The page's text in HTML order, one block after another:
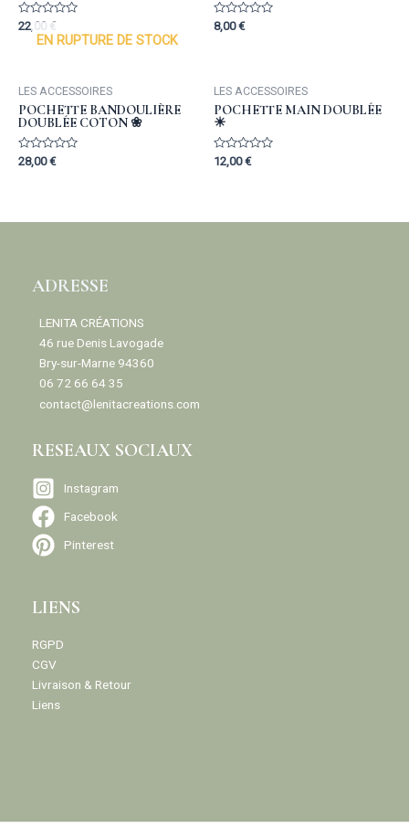
Rated
22,00 €
Rated
8,00€
EN RUPTURE DE STOCK
LES ACCESSOIRES
POCHETTE BANDOULIÈRE
DOUBLÉE COTON ❀
Rated
28,00€
LES ACCESSOIRES
POCHETTE MAIN DOUBLÉE
☀︎
Rated
12,00€
ADRESSE
LENITA CRÉATIONS
46 rue Denis Lavogade
Bry-sur-Marne 94360
06 72 66 64 35
contact@lenitacreations.com
RESEAUX SOCIAUX
Instagram
Facebook
Pinterest
LIENS
RGPD
CGV
Livraison & Retour
Liens